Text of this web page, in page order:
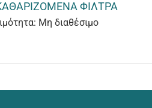
ΦΙΛΤΡΑ
Μη διαθέσιμο